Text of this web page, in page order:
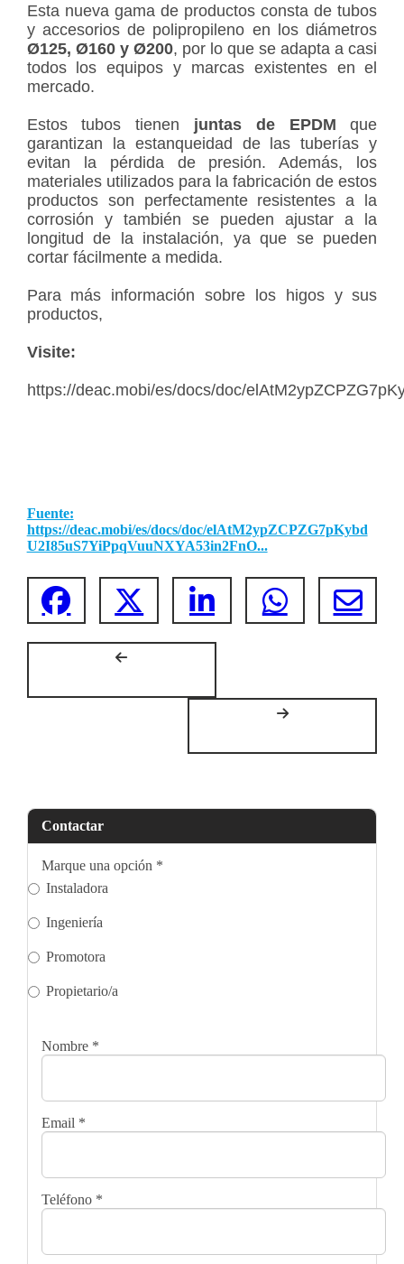
Esta nueva gama de productos consta de tubos
y accesorios de polipropileno en los diámetros
Ø125, Ø160 y Ø200, por lo que se adapta a casi
todos los equipos y marcas existentes en el
mercado.
Estos tubos tienen juntas de EPDM que
garantizan la estanqueidad de las tuberías y
evitan la pérdida de presión. Además, los
materiales utilizados para la fabricación de estos
productos son perfectamente resistentes a la
corrosión y también se pueden ajustar a la
longitud de la instalación, ya que se pueden
cortar fácilmente a medida.
Para más información sobre los higos y sus
productos,
Visite:
https://deac.mobi/es/docs/doc/
Fuente:
https://deac.mobi/es/docs/doc/elAtM2ypZCPZG7pKybd
U2I85uS7YiPpqVuuNXYA53in2FnO...
Contactar
Marque una opción *
Instaladora
Ingeniería
Promotora
Propietario/a
Nombre *
Email *
Teléfono *